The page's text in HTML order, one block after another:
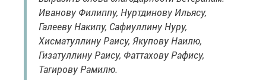
Иванову Филиппу, Нуртдинову Ильясу,
Галееву Накипу, Сафиуллину Нуру,
Хисматуллину Раису, Якупову Наилю,
Гизатуллину Раису, Фаттахову Рафису,
Тагирову Рамилю.